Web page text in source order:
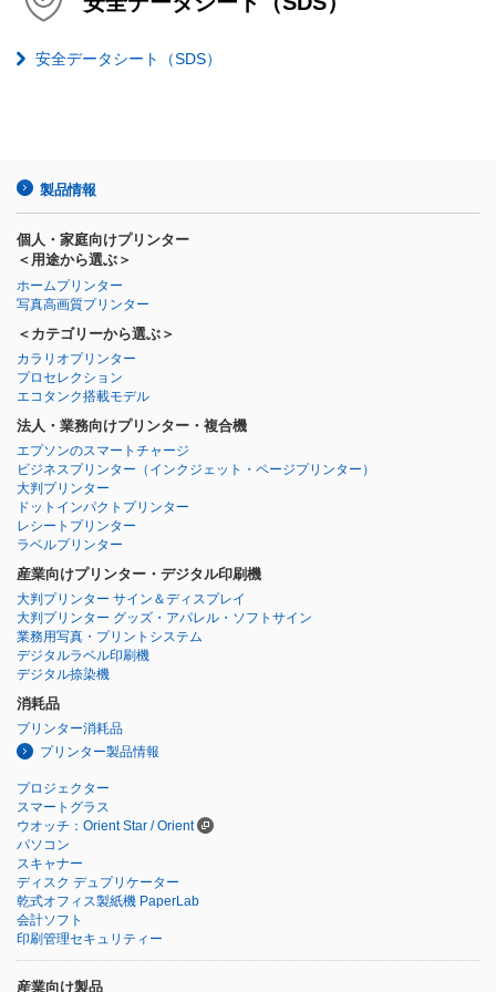
安全データシート（SDS）
製品情報
個人・家庭向けプリンター
＜用途から選ぶ＞
ホームプリンター
写真高画質プリンター
＜カテゴリーから選ぶ＞
カラリオプリンター
プロセレクション
エコタンク搭載モデル
法人・業務向けプリンター・複合機
エプソンのスマートチャージ
ビジネスプリンター （インクジェット・ページプリンター）
大判プリンター
ドットインパクトプリンター
レシートプリンター
ラベルプリンター
産業向けプリンター・デジタル印刷機
大判プリンター サイン＆ディスプレイ
大判プリンター グッズ・アパレル・ソフトサイン
業務用写真・プリントシステム
デジタルラベル印刷機
デジタル捺染機
消耗品
プリンター消耗品
プリンター製品情報
プロジェクター
スマートグラス
ウオッチ：Orient Star / Orient
パソコン
スキャナー
ディスク デュプリケーター
乾式オフィス製紙機 PaperLab
会計ソフト
印刷管理セキュリティー
産業向け製品